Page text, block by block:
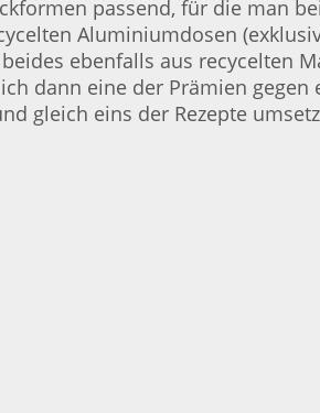
passend, für die man
Aluminiumdosen
ebenfalls aus recycelten
dann eine der Prämien gegen
gleich eins der Rezepte